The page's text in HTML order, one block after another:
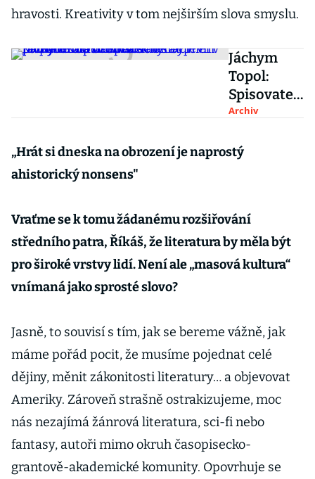
hravosti. Kreativity v tom nejširším slova smyslu.
Jáchym
Topol:
Spisovatel
by měl v
ohrožení
barikádách
s
rozhaleno
kulky z
kalašnikov
Archiv
„Hrát si dneska na obrození je naprostý
ahistorický nonsens"
Vraťme se k tomu žádanému rozšiřování
středního patra, Říkáš, že literatura by měla být
pro široké vrstvy lidí. Není ale „masová kultura“
vnímaná jako sprosté slovo?
Jasně, to souvisí s tím, jak se bereme vážně, jak
máme pořád pocit, že musíme pojednat celé
dějiny, měnit zákonitosti literatury… a objevovat
Ameriky. Zároveň strašně ostrakizujeme, moc
nás nezajímá žánrová literatura, sci-fi nebo
fantasy, autoři mimo okruh časopisecko-
grantově-akademické komunity. Opovrhuje se